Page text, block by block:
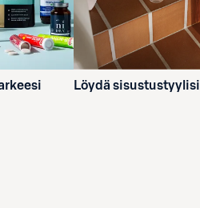
Löydä sisustustyylisi